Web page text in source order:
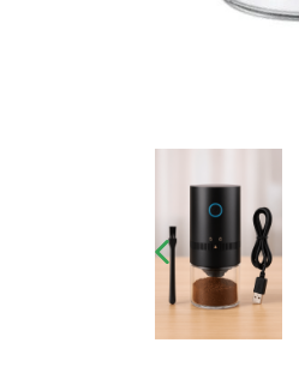
SLIDE
ANTERIOR